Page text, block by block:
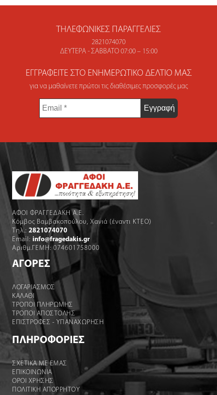
ΤΗΛΕΦΩΝΙΚΈΣ ΠΑΡΑΓΓΕΛΊΕΣ
2821074070
ΔΕΥΤΈΡΑ - ΣΆΒΒΑΤΟ 07:00 – 15:00
ΕΓΓΡΑΦΕΊΤΕ ΣΤΟ ΕΝΗΜΕΡΩΤΙΚΌ ΔΕΛΤΊΟ ΜΑΣ
για να μαθαίνετε πρώτοι τις διαθέσιμες προσφορές μας
Email
ΑΦΟΙ ΦΡΑΓΓΕΔΑΚΗ Α.Ε.
Κόμβος Βαμβακοπούλου, Χανιά (έναντι ΚΤΕΟ)
Τηλ.: 2821074070
Email: info@fragedakis.gr
Αριθμ.ΓΕΜΗ: 074601758000
ΑΓΟΡΕΣ
ΛΟΓΑΡΙΑΣΜΌΣ
ΚΑΛΆΘΙ
ΤΡΟΠΟΙ ΠΛΗΡΩΜΗΣ
ΤΡΟΠΟΙ ΑΠΟΣΤΟΛΉΣ
ΕΠΙΣΤΡΟΦΕΣ - ΥΠΑΝΑΧΩΡΗΣΗ
ΠΛΗΡΟΦΟΡΙΕΣ
ΣΧΕΤΙΚΑ ΜΕ ΕΜΑΣ
ΕΠΙΚΟΙΝΩΝΙΑ
ΟΡΟΙ ΧΡΉΣΗΣ
ΠΟΛΙΤΙΚΗ ΑΠΟΡΡΗΤΟΥ